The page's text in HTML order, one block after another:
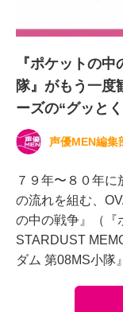
『ポケットの
隊』がもう一度
ーズの“グッと
声優MEN編集
７９年〜８０年
の流れを組む、
の中の戦争』（『
STARDUST
ダム 第08MS小隊